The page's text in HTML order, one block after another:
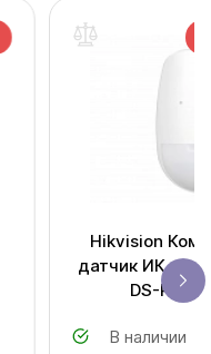
Hikvision
датчик ИК и
DS-
В наличии